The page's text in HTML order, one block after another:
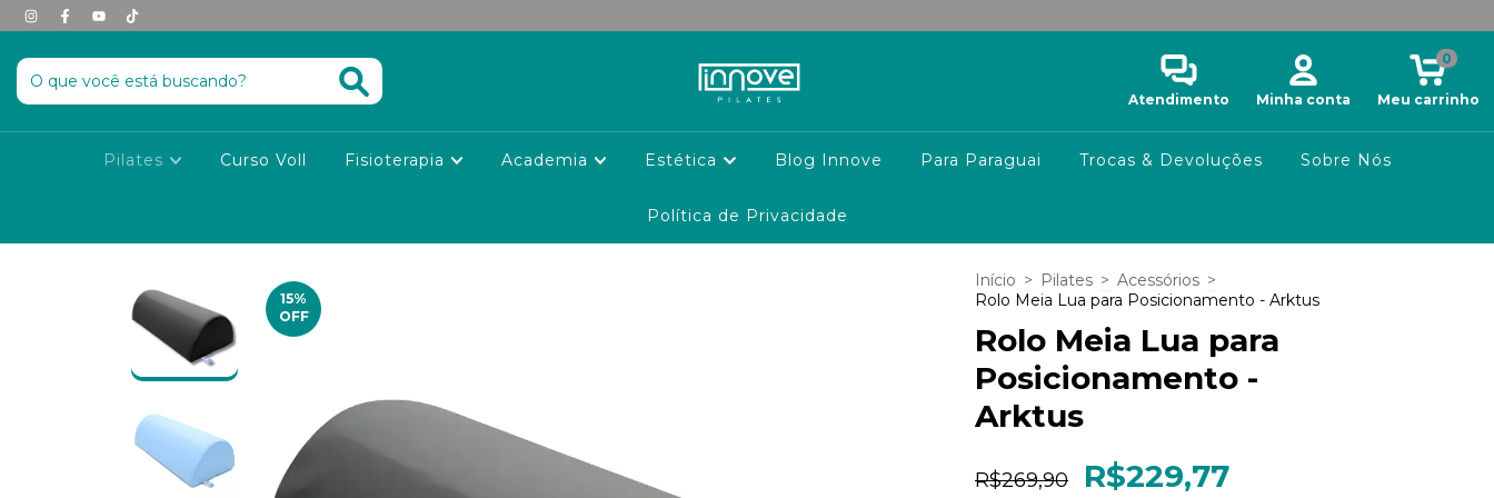
Atendimento Minha conta Meu carrinho
0
Pilates Curso Voll Fisioterapia Academia Estética Blog Innove Para Paraguai Trocas & Devoluções Sobre Nós
Política de Privacidade
15%
OFF
Início > Pilates > Acessórios >
Rolo Meia Lua para Posicionamento - Arktus
Rolo Meia Lua para
Posicionamento -
Arktus
R$269,90 R$229,77